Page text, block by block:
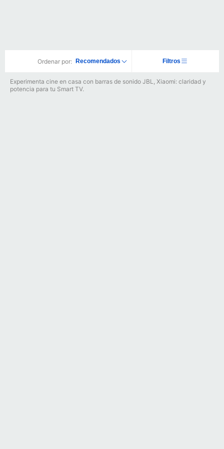
Ordenar por: Recomendados Filtros
Experimenta cine en casa con barras de sonido JBL, Xiaomi: claridad y
potencia para tu Smart TV.